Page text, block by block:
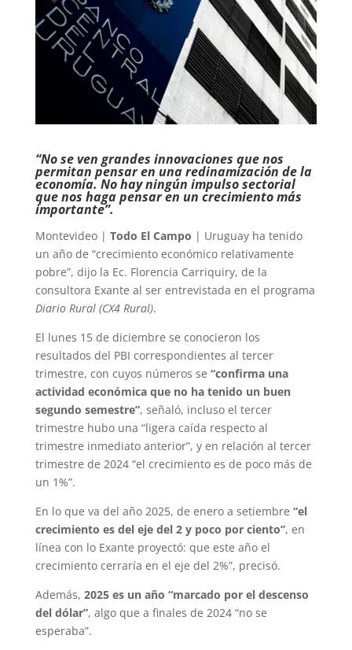
“No se ven grandes innovaciones que nos
permitan pensar en una redinamización de la
economía. No hay ningún impulso sectorial
que nos haga pensar en un crecimiento más
importante”.
Montevideo | Todo El Campo | Uruguay ha tenido
un año de “crecimiento económico relativamente
pobre”, dijo la Ec. Florencia Carriquiry, de la
consultora Exante al ser entrevistada en el programa
Diario Rural (CX4 Rural).
El lunes 15 de diciembre se conocieron los
resultados del PBI correspondientes al tercer
trimestre, con cuyos números se “confirma una
actividad económica que no ha tenido un buen
segundo semestre”, señaló, incluso el tercer
trimestre hubo una “ligera caída respecto al
trimestre inmediato anterior”, y en relación al tercer
trimestre de 2024 “el crecimiento es de poco más de
un 1%”.
En lo que va del año 2025, de enero a setiembre “el
crecimiento es del eje del 2 y poco por ciento”, en
línea con lo Exante proyectó: que este año el
crecimiento cerraría en el eje del 2%”, precisó.
Además, 2025 es un año “marcado por el descenso
del dólar”, algo que a finales de 2024 “no se
esperaba”.